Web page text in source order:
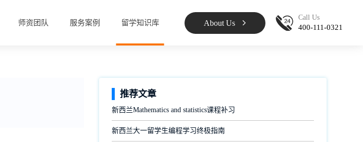
师资团队 服务案例 留学知识库 About Us
Call Us
400-111-0321
推荐文章
新西兰Mathematics and statistics课程补习
新西兰大一留学生编程学习终极指南